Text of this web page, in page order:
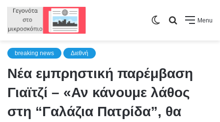
Menu
Search
Switch
breaking news Διεθνή
Νέα εμπρηστική παρέμβαση
Γιαϊτζί – «Αν κάνουμε λάθος
στη “Γαλάζια Πατρίδα”, θα